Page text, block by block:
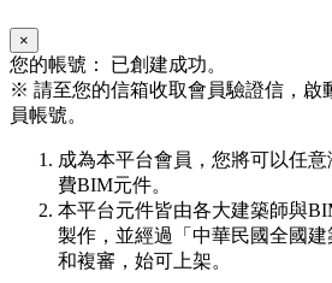
×
您的帳號：
已創建成功。
※ 請至您的信箱收取會員驗證信，啟
員帳號。
成為本平台會員，您將可以任
費BIM元件。
本平台元件皆由各大建築師與
製作，並經過「中華民國全國
和複審，始可上架。